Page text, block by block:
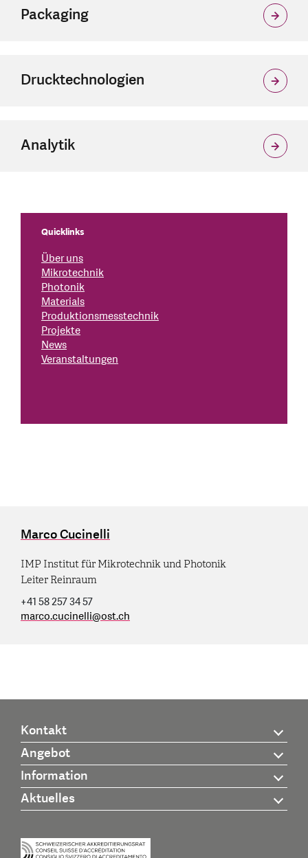
Packaging
Drucktechnologien
Analytik
Quicklinks
Über uns
Mikrotechnik
Photonik
Materials
Produktionsmesstechnik
Projekte
News
Veranstaltungen
Marco Cucinelli
IMP Institut für Mikrotechnik und Photonik
Leiter Reinraum
+41 58 257 34 57
marco.cucinelli@ost.ch
Kontakt
Angebot
Information
Aktuelles